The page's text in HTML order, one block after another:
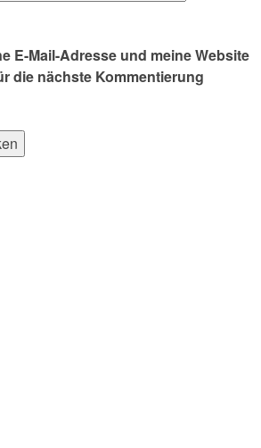
E-Mail-Adresse und meine Website
die nächste Kommentierung